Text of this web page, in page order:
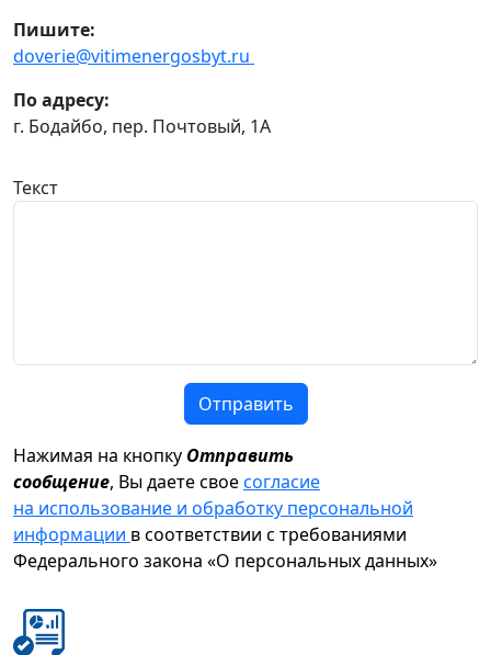
Пишите:
doverie@vitimenergosbyt.ru
По адресу:
г. Бодайбо, пер. Почтовый, 1А
Текст
Отправить
Нажимая на кнопку Отправить
сообщение, Вы даете своесогласие
на использование и обработку персональной
информации в соответствии с требованиями
Федерального закона «О персональных данных»